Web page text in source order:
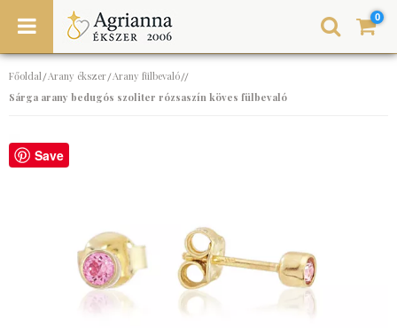
0
Főoldal/Arany ékszer/Arany fülbevaló//
Sárga arany bedugós szoliter rózsaszín köves fülbevaló
Save